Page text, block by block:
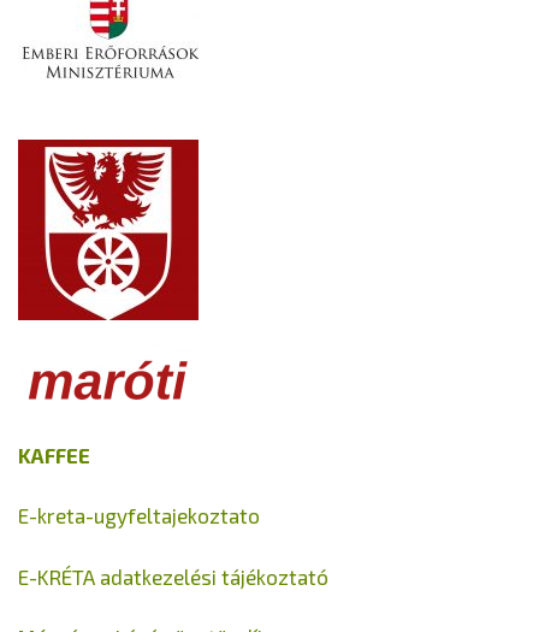
KAFFEE
E-kreta-ugyfeltajekoztato
E-KRÉTA adatkezelési tájékoztató